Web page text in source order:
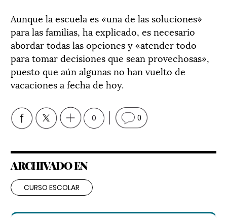
Aunque la escuela es «una de las soluciones»
para las familias, ha explicado, es necesario
abordar todas las opciones y «atender todo
para tomar decisiones que sean provechosas»,
puesto que aún algunas no han vuelto de
vacaciones a fecha de hoy.
0 0
ARCHIVADO EN
CURSO ESCOLAR